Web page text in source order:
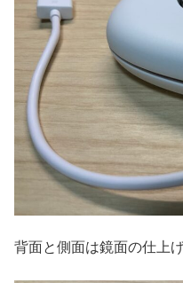
背面と側面は鏡面の仕上げ